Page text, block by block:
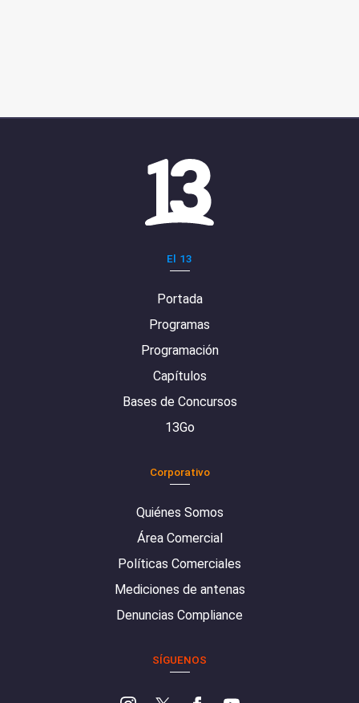
El 13
Portada
Programas
Programación
Capítulos
Bases de Concursos
13Go
Corporativo
Quiénes Somos
Área Comercial
Políticas Comerciales
Mediciones de antenas
Denuncias Compliance
SÍGUENOS